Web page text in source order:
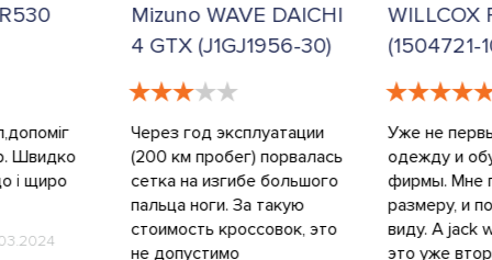
DAICHI
30)
это
WILLCOX PANTS MEN
(1504721-1010)
Уже не первый год покупаю
одежду и обувь этой
фирмы. Мне подходит. И по
размеру, и по внешнему
виду. А jack wolfskin willcox-
это уже вторые штаны
Wolfskin
LOW M
6265)
Согласен с
отзывом о
цвет
Локи